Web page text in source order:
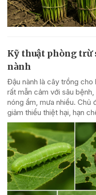
Kỹ thuật phòng trừ
nành
Đậu nành là cây trồng
rất mẫn cảm với sâu
nóng ẩm, mưa nhiều. Chủ
giảm thiểu thiệt hại, hạn